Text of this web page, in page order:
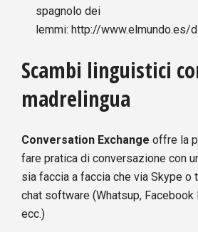
spagnolo dei
lemmi: http://www.elmundo.es/
Scambi linguistici
madrelingua
Conversation Exchange offre la
fare pratica di conversazione con
sia faccia a faccia che via Skype o
chat software (Whatsup, Facebook
ecc.)